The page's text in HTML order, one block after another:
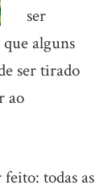
ser
alguns
ser tirado
ao
todas as